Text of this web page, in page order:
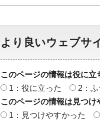
より良いウェブサ
このページの情報は役に立
1：役に立った
2：ふ
このページの情報は見つけ
1：見つけやすかった